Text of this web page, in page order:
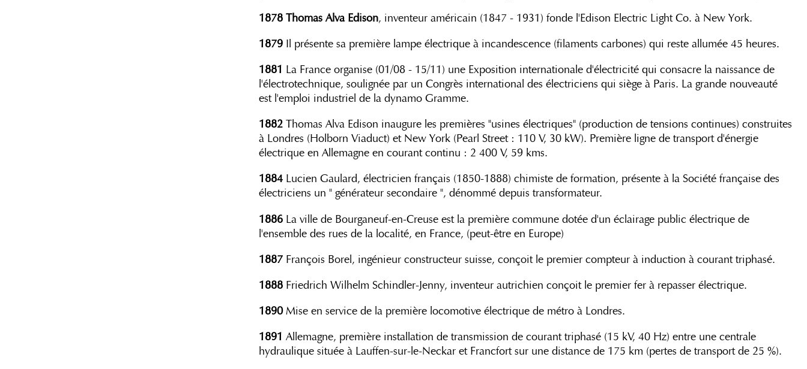
1878 Thomas Alva Edison, inventeur américain (1847 - 1931) fonde l'Edison Electric Light Co. à New York.
1879 Il présente sa première lampe électrique à incandescence (filaments carbones) qui reste allumée 45 heures.
1881 La France organise (01/08 - 15/11) une Exposition internationale d'électricité qui consacre la naissance de
l'électrotechnique, soulignée par un Congrès international des électriciens qui siège à Paris. La grande nouveauté
est l'emploi industriel de la dynamo Gramme.
1882 Thomas Alva Edison inaugure les premières "usines électriques" (production de tensions continues) construites
à Londres (Holborn Viaduct) et New York (Pearl Street : 110 V, 30 kW). Première ligne de transport d'énergie
électrique en Allemagne en courant continu : 2 400 V, 59 kms.
1884 Lucien Gaulard, électricien français (1850-1888) chimiste de formation, présente à la Société française des
électriciens un " générateur secondaire ", dénommé depuis transformateur.
1886 La ville de Bourganeuf-en-Creuse est la première commune dotée d'un éclairage public électrique de
l'ensemble des rues de la localité, en France, (peut-être en Europe)
1887 François Borel, ingénieur constructeur suisse, conçoit le premier compteur à induction à courant triphasé.
1888 Friedrich Wilhelm Schindler-Jenny, inventeur autrichien conçoit le premier fer à repasser électrique.
1890Mise en service de la première locomotive électrique de métro à Londres.
1891 Allemagne, première installation de transmission de courant triphasé (15 kV, 40 Hz) entre une centrale
hydraulique située à Lauffen-sur-le-Neckar et Francfort sur une distance de 175 km (pertes de transport de 25 %).